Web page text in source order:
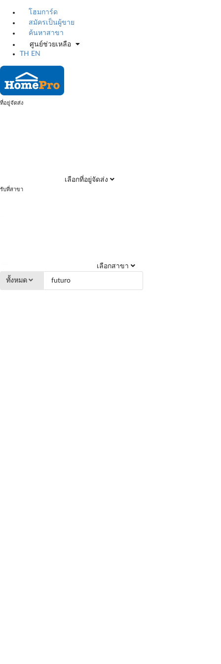
โฮมการ์ด
สมัครเป็นผู้ขาย
ค้นหาสาขา
ศูนย์ช่วยเหลือ
TH
EN
ที่อยู่จัดส่ง
เลือกที่อยู่จัดส่ง
รับที่สาขา
เลือกสาขา
ทั้งหมด